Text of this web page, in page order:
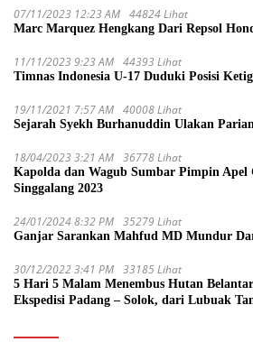
07/11/2023 12:23 AM 44824 Lihat
Marc Marquez Hengkang Dari Repsol
11/11/2023 9:23 AM 44393 Lihat
Timnas Indonesia U-17 Duduki Posisi
19/11/2021 7:57 AM 40008 Lihat
Sejarah Syekh Burhanuddin Ulakan
18/04/2023 3:21 AM 36778 Lihat
Kapolda dan Wagub Sumbar Pimpin Apel
Singgalang 2023
24/01/2024 8:32 PM 35279 Lihat
Ganjar Sarankan Mahfud MD Mundur
30/12/2022 3:41 PM 33185 Lihat
5 Hari 5 Malam Menembus Hutan
Ekspedisi Padang – Solok, dari Lubuak